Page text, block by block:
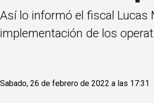
Así lo informó el fiscal Lucas
implementación de los
Sabado, 26 de febrero de 2022 a las 17:31